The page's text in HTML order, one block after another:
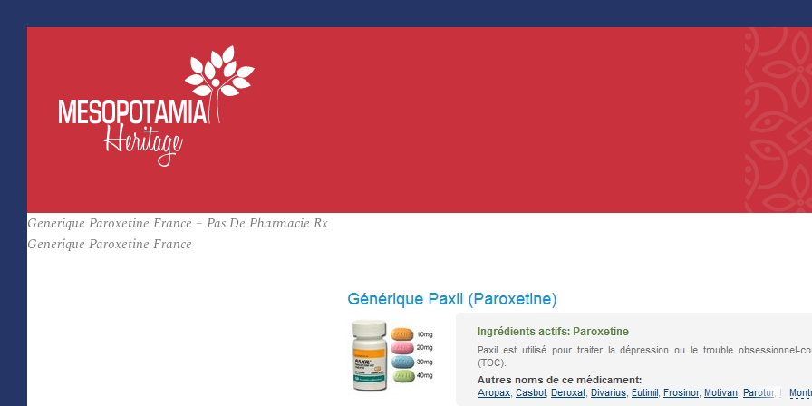
Generique Paroxetine France – Pas De Pharmacie Rx
Generique Paroxetine France